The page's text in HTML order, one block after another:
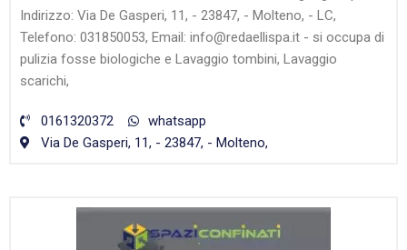
Indirizzo: Via De Gasperi, 11, - 23847, - Molteno, - LC,
Telefono: 031850053, Email: info@redaellispa.it - si occupa di
pulizia fosse biologiche e Lavaggio tombini, Lavaggio
scarichi,
0161320372
whatsapp
Via De Gasperi, 11, - 23847, - Molteno,